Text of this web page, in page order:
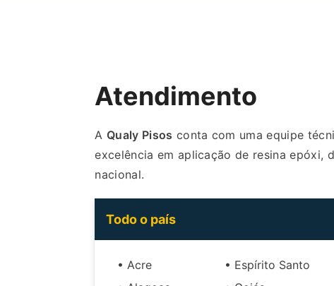
Atendimento
A Qualy Pisos conta com uma equipe
excelência em aplicação de resina
nacional.
Todo o país
• Acre
• Espírito Santo